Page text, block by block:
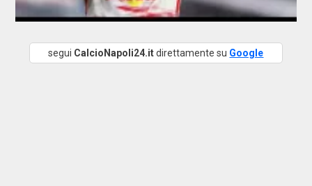
segui CalcioNapoli24.itdirettamente su Google